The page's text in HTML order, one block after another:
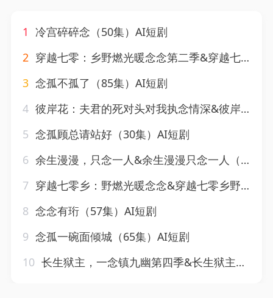
1 冷宫碎碎念（50集）AI短剧
2 穿越七零：乡野燃光暖念念第二季&穿越七零乡野燃光暖念念第二季（84集）AI短剧
3 念孤不孤了（85集）AI短剧
4 彼岸花：夫君的死对头对我执念情深&彼岸花夫君的死对头对我执念情深（72集）AI短剧
5 念孤顾总请站好（30集）AI短剧
6 余生漫漫，只念一人&余生漫漫只念一人（20集）AI短剧
7 穿越七零乡：野燃光暖念念&穿越七零乡野燃光暖念念（100集）AI短剧
8 念念有珩（57集）AI短剧
9 念孤一碗面倾城（65集）AI短剧
10 长生狱主，一念镇九幽第四季&长生狱主一念镇九幽第四季（137集）AI短剧